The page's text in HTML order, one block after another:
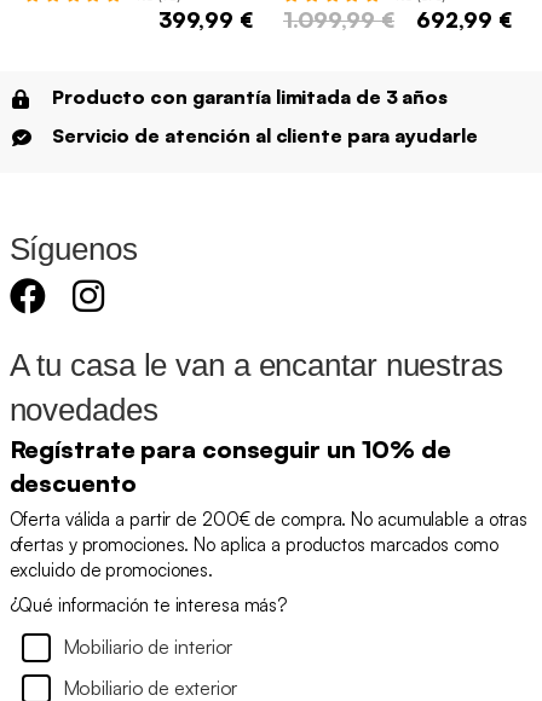
399,99 € 1.099,99 € 692,99 €
Producto con garantía limitada de 3 años
Servicio de atención al cliente para ayudarle
Síguenos
A tu casa le van a encantar nuestras
novedades
Regístrate para conseguir un 10% de
descuento
Oferta válida a partir de 200€ de compra. No acumulable a otras
ofertas y promociones. No aplica a productos marcados como
excluido de promociones.
¿Qué información te interesa más?
Mobiliario de interior
Mobiliario de exterior